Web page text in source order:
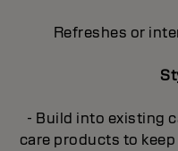
Refreshes or
- Build into existing
care products to